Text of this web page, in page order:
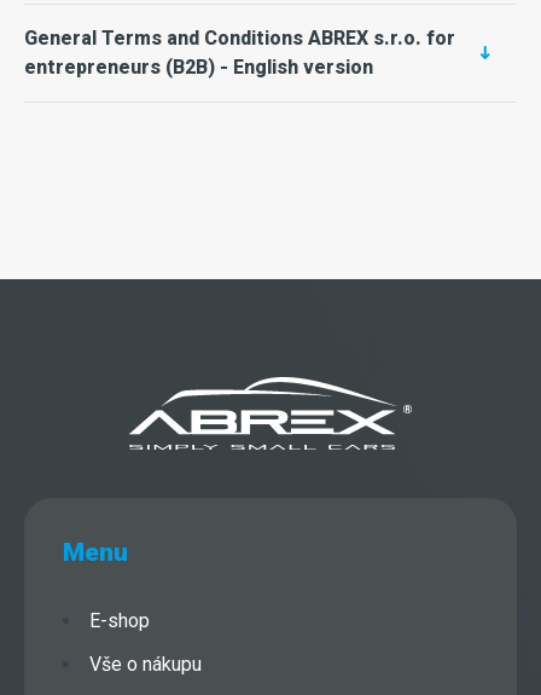
General Terms and Conditions ABREX s.r.o. for
entrepreneurs (B2B)​ - English version
Menu
E-shop
Vše o nákupu